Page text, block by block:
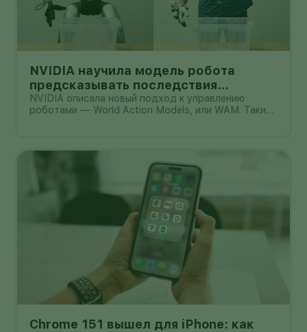
NVIDIA научила модель робота
предсказывать последствия
действий: что доказали цифры и где
предел
NVIDIA описала новый подход к управлению
роботами — World Action Models, или WAM. Такие
Chrome 151 вышел для iPhone: как